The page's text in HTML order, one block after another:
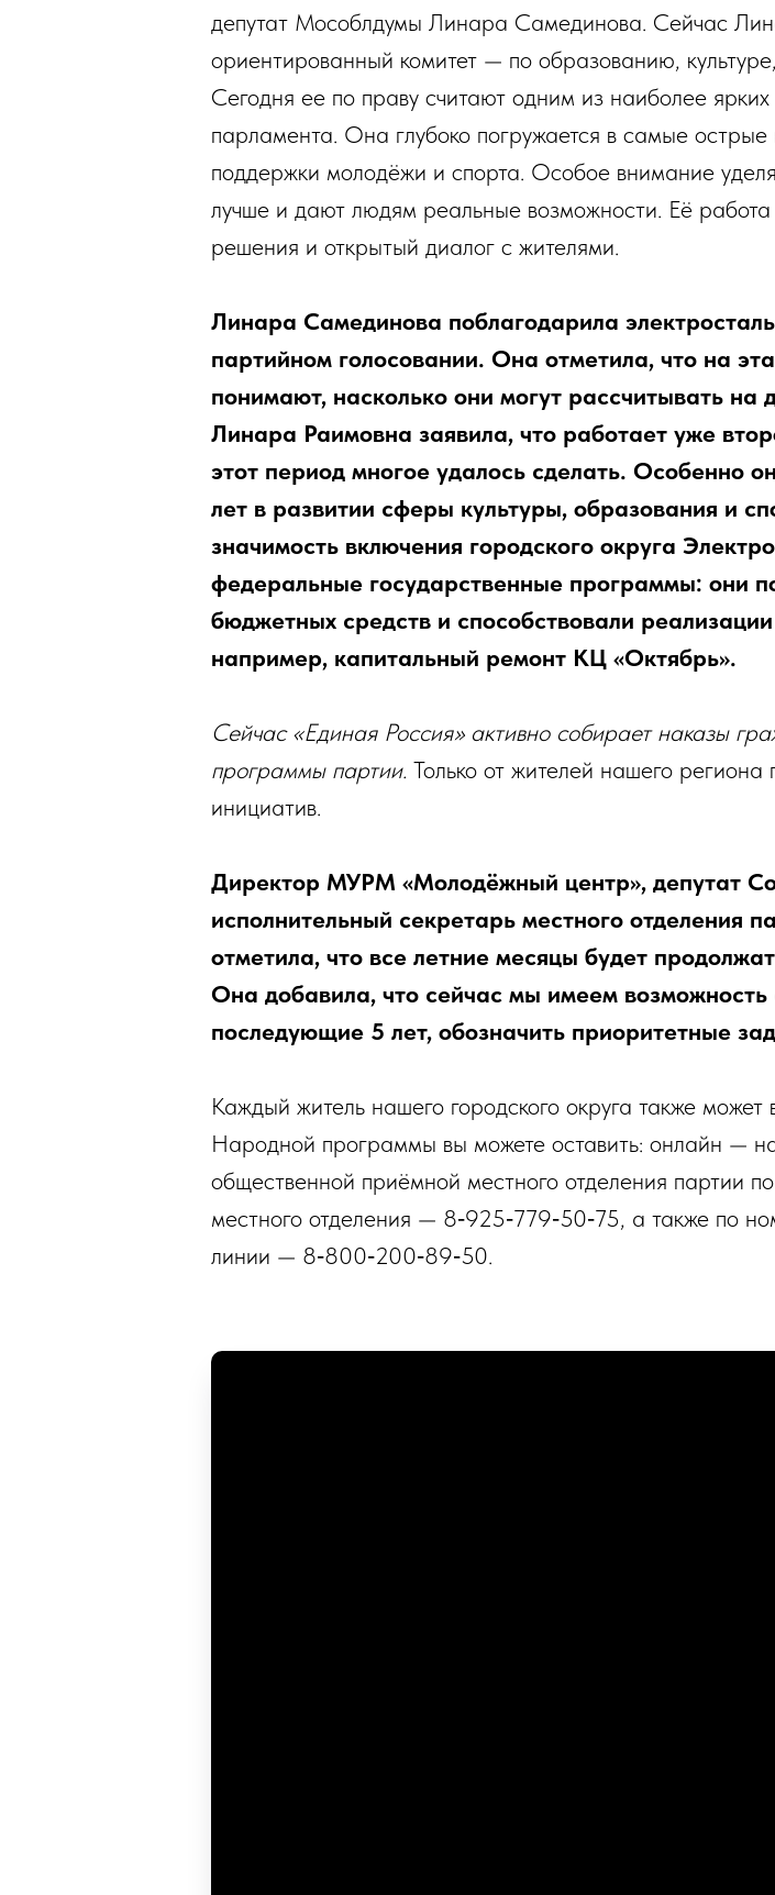
депутат Мособлдумы Линара Самединова. Сейчас
ориентированный комитет — по образованию,
Сегодня ее по праву считают одним из наиболее
парламента. Она глубоко погружается в самые
поддержки молодёжи и спорта. Особое внимание
лучше и дают людям реальные возможности. Её
решения и открытый диалог с жителями.
Линара Самединова поблагодарила
партийном голосовании. Она отметила, что на
понимают, насколько они могут рассчитывать
Линара Раимовна заявила, что работает уже
этот период многое удалось сделать. Особенно
лет в развитии сферы культуры, образования и
значимость включения городского округа
федеральные государственные программы: они
бюджетных средств и способствовали
например, капитальный ремонт КЦ «Октябрь».
Сейчас «Единая Россия» активно собирает наказы
программы партии. Только от жителей нашего
инициатив.
Директор МУРМ «Молодёжный центр», депутат
исполнительный секретарь местного отделения
отметила, что все летние месяцы будет
Она добавила, что сейчас мы имеем
последующие 5 лет, обозначить приоритетные
Каждый житель нашего городского округа также
Народной программы вы можете оставить: онлайн —
общественной приёмной местного отделения партии
местного отделения — 8‑925‑779‑50‑75, а также по
линии — 8‑800‑200‑89‑50.